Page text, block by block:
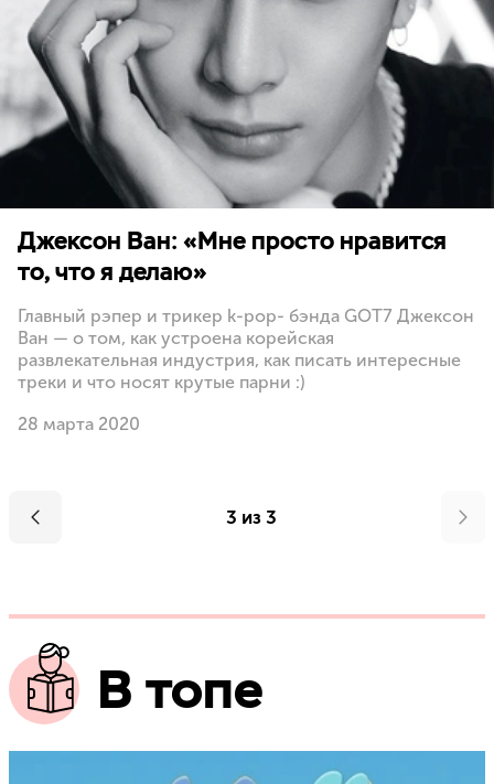
Джексон Ван: «Мне просто нравится
то, что я делаю»
Главный рэпер и трикер k-pop- бэнда GOT7 Джексон
Ван — о том, как устроена корейская
развлекательная индустрия, как писать интересные
треки и что носят крутые парни :)
28 марта 2020
3 из 3
В топе